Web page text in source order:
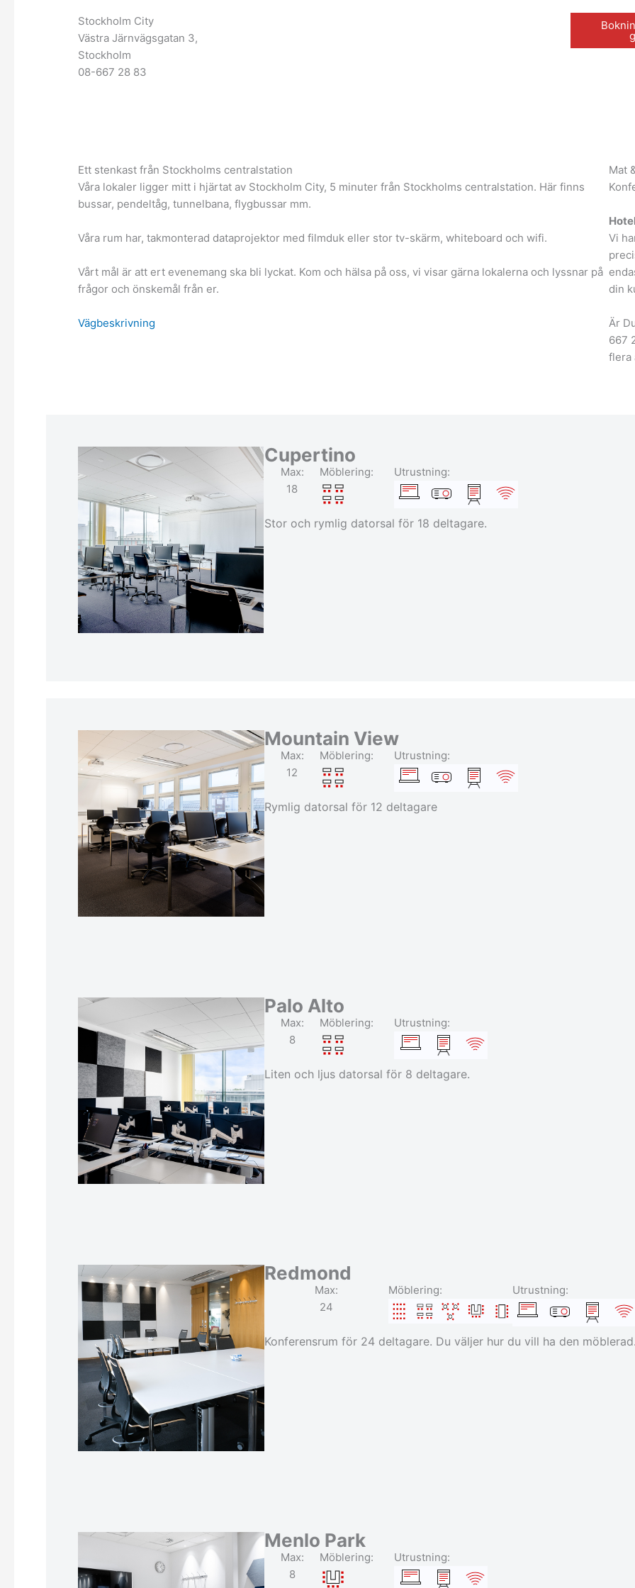
Stockholm City
Västra Järnvägsgatan 3,
Stockholm
08-667 28 83
Ett stenkast från Stockholms centralstation
Våra lokaler ligger mitt i hjärtat av Stockholm City, 5 minuter från Stockholms centralstation. Här finns
bussar, pendeltåg, tunnelbana, flygbussar mm.
Våra rum har, takmonterad dataprojektor med filmduk eller stor tv-skärm, whiteboard och wifi.
Vårt mål är att ert evenemang ska bli lyckat. Kom och hälsa på oss, vi visar gärna lokalerna och lyssnar på
frågor och önskemål från er.
Vägbeskrivning
Mat
Hotel
Vi
din
Är
667
flera
Cupertino
Max:
18
Möblering: Utrustning:
Stor och rymlig datorsal för 18 deltagare.
Mountain View
Max:
12
Möblering: Utrustning:
Rymlig datorsal för 12 deltagare
Palo Alto
Max:
8
Möblering: Utrustning:
Liten och ljus datorsal för 8 deltagare.
Redmond
Max:
24
Möblering: Utrustning:
Konferensrum för 24 deltagare. Du väljer hur du vill ha den möblerad.
Menlo Park
Max:
8
Möblering: Utrustning: